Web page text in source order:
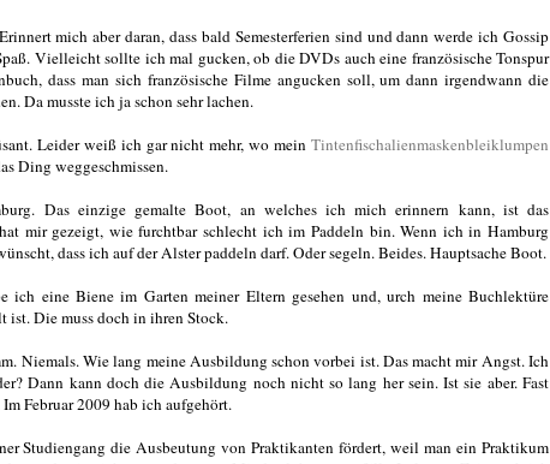
mich aber daran, dass bald Semesterferien sind und dann werde ich Gossip
Vielleicht sollte ich mal gucken, ob die DVDs auch eine französische Tonspur
dass man sich französische Filme angucken soll, um dann irgendwann die
Da musste ich ja schon sehr lachen.
Leider weiß ich gar nicht mehr, wo mein Tintenfischalienmaskenbleiklumpen
Ding weggeschmissen.
Das einzige gemalte Boot, an welches ich mich erinnern kann, ist das
mir gezeigt, wie furchtbar schlecht ich im Paddeln bin. Wenn ich in Hamburg
dass ich auf der Alster paddeln darf. Oder segeln. Beides. Hauptsache Boot.
ich eine Biene im Garten meiner Eltern gesehen und, urch meine Buchlektüre
ist. Die muss doch in ihren Stock.
Niemals. Wie lang meine Ausbildung schon vorbei ist. Das macht mir Angst. Ich
Dann kann doch die Ausbildung noch nicht so lang her sein. Ist sie aber. Fast
Februar 2009 hab ich aufgehört.
Studiengang die Ausbeutung von Praktikanten fördert, weil man ein Praktikum